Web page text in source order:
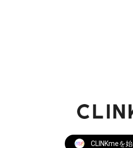
CLINKmeを